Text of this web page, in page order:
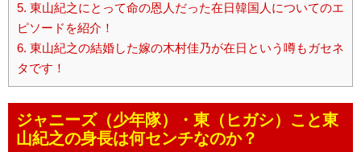
5. 東山紀之にとって命の恩人だった在日韓国人についてのエ
ピソードを紹介！
6. 東山紀之の結婚した嫁の木村佳乃が在日という噂もガセネ
タです！
ジャニーズ（少年隊）・東（ヒガシ）こと東
山紀之の身長は何センチなのか？